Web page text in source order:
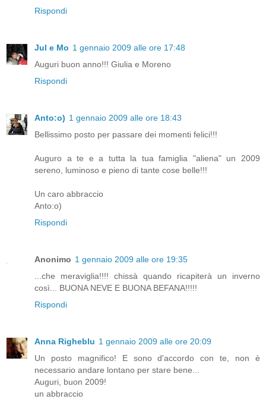
Rispondi
Jul e Mo 1 gennaio 2009 alle ore 17:48
Auguri buon anno!!! Giulia e Moreno
Rispondi
Anto:o) 1 gennaio 2009 alle ore 18:43
Bellissimo posto per passare dei momenti felici!!!
Auguro a te e a tutta la tua famiglia "aliena" un 2009
sereno, luminoso e pieno di tante cose belle!!!
Un caro abbraccio
Anto:o)
Rispondi
Anonimo 1 gennaio 2009 alle ore 19:35
...che meraviglia!!!! chissà quando ricapiterà un inverno
così... BUONA NEVE E BUONA BEFANA!!!!!
Rispondi
Anna Righeblu 1 gennaio 2009 alle ore 20:09
Un posto magnifico! E sono d'accordo con te, non è
necessario andare lontano per stare bene...
Auguri, buon 2009!
un abbraccio